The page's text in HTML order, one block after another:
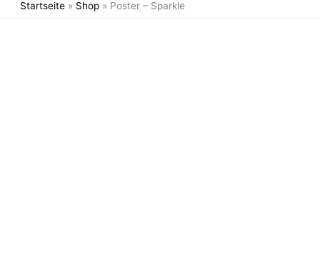
Startseite » Shop » Poster – Sparkle